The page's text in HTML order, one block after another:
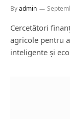
Byadmin
Cercetători
agricole pentru
inteligente și